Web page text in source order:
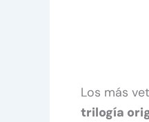
Los más
trilogía